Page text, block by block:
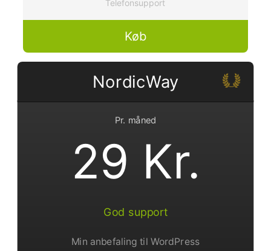
Telefonsupport
Køb
NordicWay
Pr. måned
29 Kr.
God support
Min anbefaling til WordPress